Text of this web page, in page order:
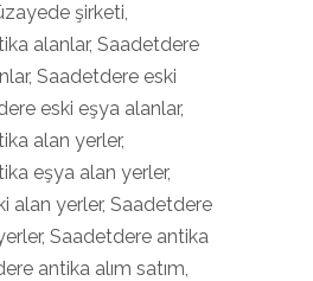
şirketi,
alanlar, Saadetdere
Saadetdere eski
eski eşya alanlar,
alan yerler,
eşya alan yerler,
alan yerler, Saadetdere
Saadetdere antika
antika alım satım,